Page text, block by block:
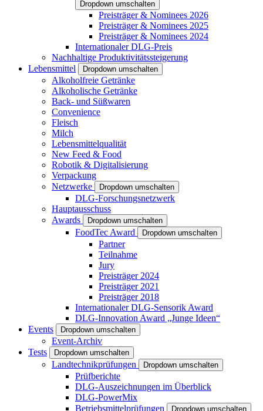
Dropdown umschalten
Preisträger & Nominees 2026
Preisträger & Nominees 2025
Preisträger & Nominees 2024
Internationaler DLG-Preis
Nachhaltige Produktivitätssteigerung
Lebensmittel
Dropdown umschalten
Alkoholfreie Getränke
Alkoholische Getränke
Back- und Süßwaren
Convenience
Fleisch
Milch
Lebensmittelqualität
New Feed & Food
Robotik & Digitalisierung
Verpackung
Netzwerke
Dropdown umschalten
DLG-Forschungsnetzwerk
Hauptausschuss
Awards
Dropdown umschalten
FoodTec Award Dropdown umschalten
Partner
Teilnahme
Jury
Preisträger 2024
Preisträger 2021
Preisträger 2018
Internationaler DLG-Sensorik Award
DLG-Innovation Award „Junge Ideen“
Events
Dropdown umschalten
Event-Archiv
Tests
Dropdown umschalten
Landtechnikprüfungen Dropdown umschalten
Prüfberichte
DLG-Auszeichnungen im Überblick
DLG-PowerMix
Betriebsmittelprüfungen
Dropdown umschalten